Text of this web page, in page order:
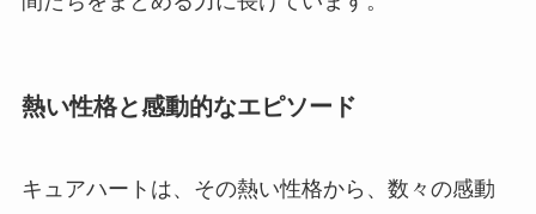
熱い性格と感動的なエピソード
キュアハートは、その熱い性格から、数々の感動